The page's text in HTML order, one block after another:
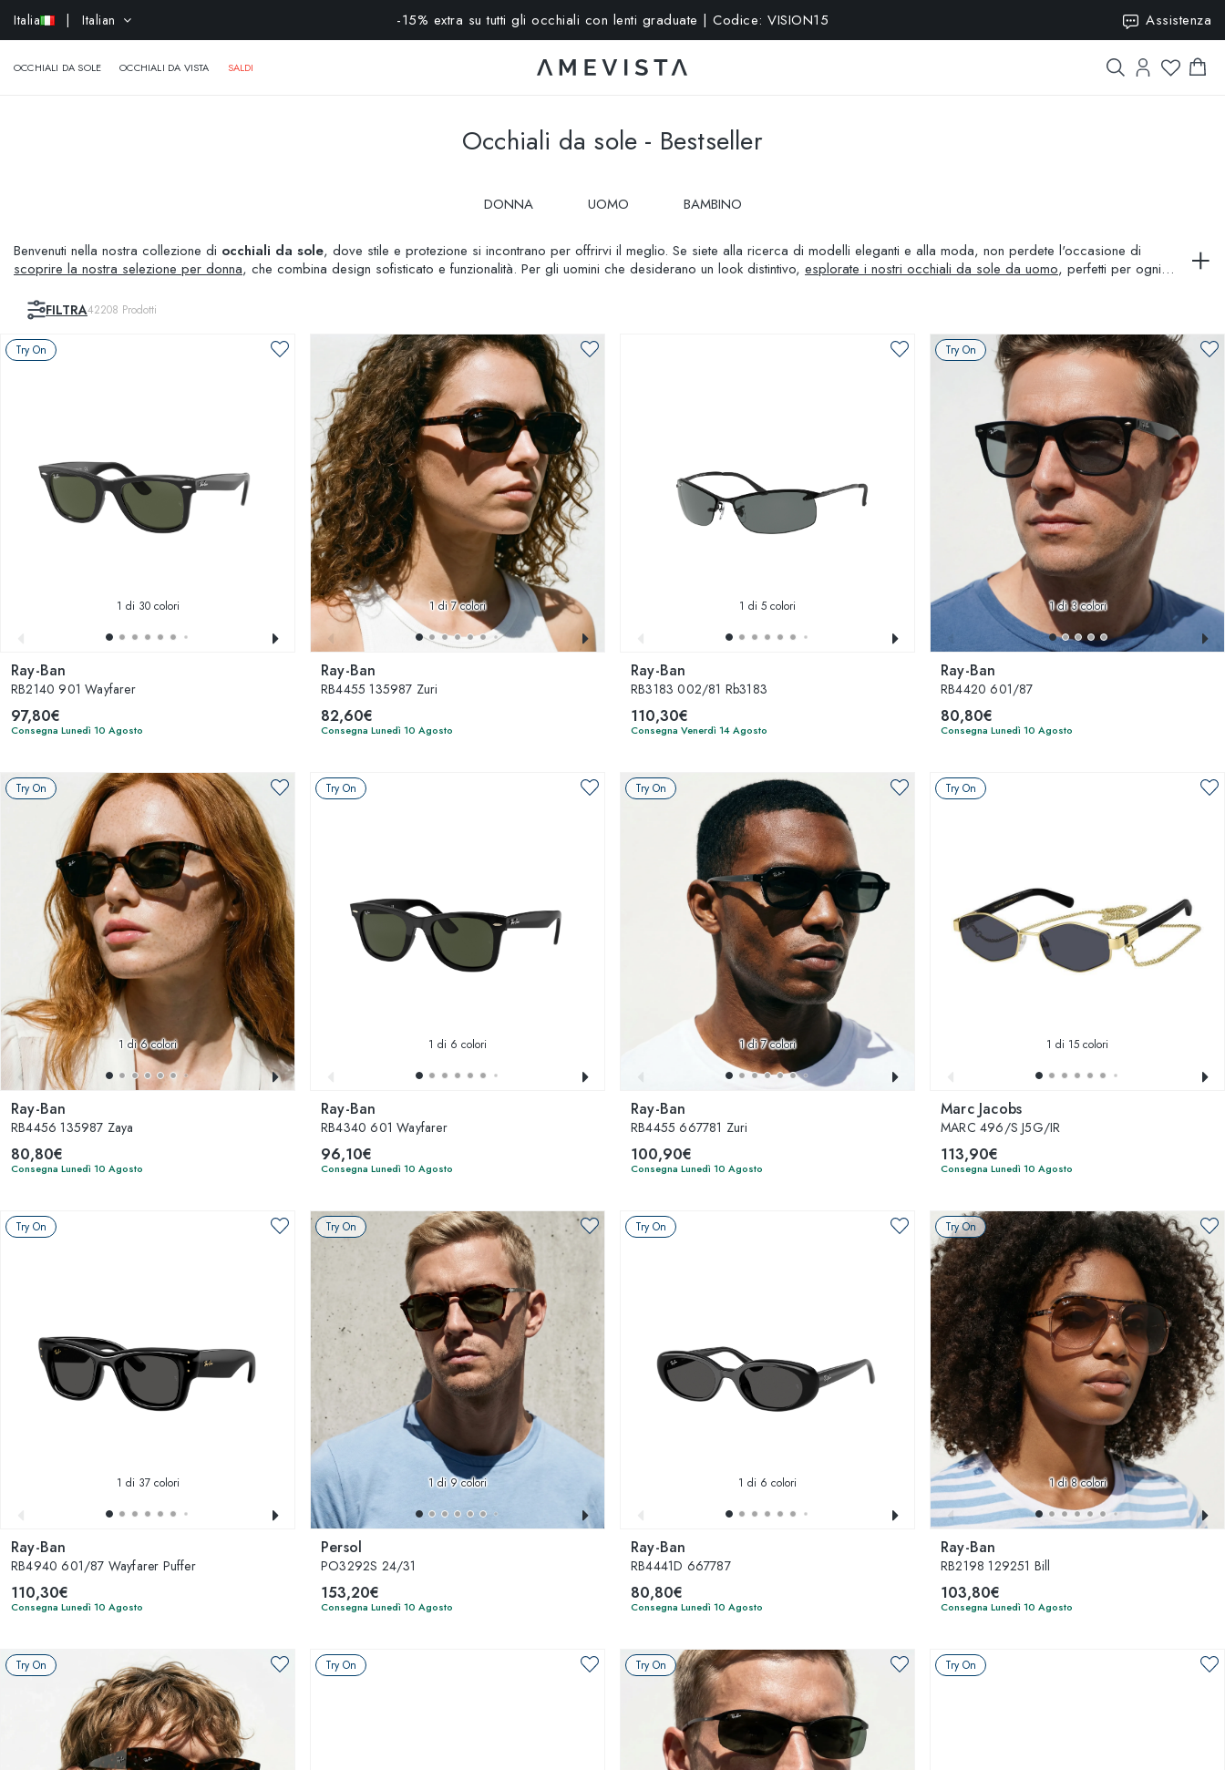
Italia | Italian -15% extra su tutti gli occhiali con lenti graduate | Codice: VISION15 Assistenza
OCCHIALI DA SOLE OCCHIALI DA VISTA SALDI
Occhiali da sole - Bestseller
DONNA UOMO BAMBINO
Benvenuti nella nostra collezione di occhiali da sole, dove stile e protezione si incontrano per offrirvi il meglio. Se siete alla ricerca di modelli eleganti e alla moda, non perdete l'occasione di
scoprire la nostra selezione per donna, che combina design sofisticato e funzionalità. Per gli uomini che desiderano un look distintivo, esplorate i nostri occhiali da sole da uomo, perfetti per ogni
occhiali è realizzato con materiali di alta qualità per assicurare durata e resistenza. Che siate in spiaggia, in città o in montagna, i nostri occhiali da sole sono l'accessorio indispensabile per
proteggere i vostri occhi dai raggi UV, mantenendo uno stile impeccabile. Scegliete il vostro paio ideale e godetevi il sole con sicurezza e stile.
FILTRA42208 Prodotti
Try On
1 di 30 colori
Ray-Ban
RB2140 901 Wayfarer
97,80€
Consegna Lunedì 10 Agosto
1di 7 colori
Ray-Ban
RB4455 135987 Zuri
82,60€
Consegna Lunedì 10 Agosto
1 di 5 colori
Ray-Ban
RB3183 002/81 Rb3183
110,30€
Consegna Venerdì 14 Agosto
Try On
1di 3 colori
Ray-Ban
RB4420 601/87
80,80€
Consegna Lunedì 10 Agosto
Try On
1 di 6 colori
Ray-Ban
RB4456 135987 Zaya
80,80€
Consegna Lunedì 10 Agosto
Try On
1 di 6 colori
Ray-Ban
RB4340 601 Wayfarer
96,10€
Consegna Lunedì 10 Agosto
Try On
1di 7 colori
Ray-Ban
RB4455 667781 Zuri
100,90€
Consegna Lunedì 10 Agosto
Try On
1 di 15 colori
Marc Jacobs
MARC 496/S J5G/IR
113,90€
Consegna Lunedì 10 Agosto
Try On
1 di 37 colori
Ray-Ban
RB4940 601/87 Wayfarer Puffer
110,30€
Consegna Lunedì 10 Agosto
Try On
1di 9 colori
Persol
PO3292S 24/31
153,20€
Consegna Lunedì 10 Agosto
Try On
1 di 6 colori
Ray-Ban
RB4441D 667787
80,80€
Consegna Lunedì 10 Agosto
Try On
1di 8 colori
Ray-Ban
RB2198 129251 Bill
103,80€
Consegna Lunedì 10 Agosto
Try On Try On Try On Try On